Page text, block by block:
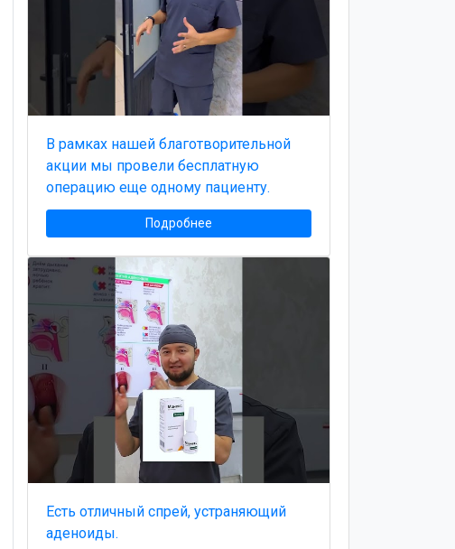
В рамках нашей благотворительной
акции мы провели бесплатную
операцию еще одному пациенту.
Подробнее
Есть отличный спрей, устраняющий
аденоиды.